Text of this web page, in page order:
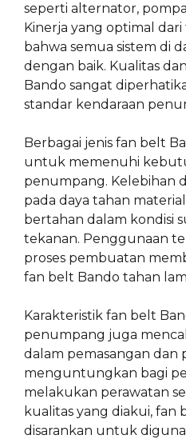
seperti alternator,
Kinerja yang optimal
bahwa semua sistem di
dengan baik. Kualitas
Bando sangat
standar kendaraan
Berbagai jenis fan belt
untuk memenuhi
penumpang. Kelebihan
pada daya tahan
bertahan dalam kondisi
tekanan. Penggunaan
proses pembuatan
fan belt Bando tahan
Karakteristik fan belt
penumpang juga
dalam pemasangan dan
menguntungkan bagi
melakukan perawatan
kualitas yang diakui, fan
disarankan untuk